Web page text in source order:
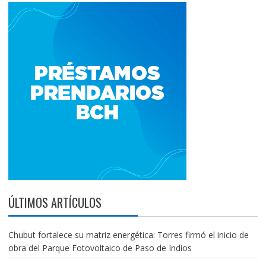
ÚLTIMOS ARTÍCULOS
Chubut fortalece su matriz energética: Torres firmó el inicio de
obra del Parque Fotovoltaico de Paso de Indios